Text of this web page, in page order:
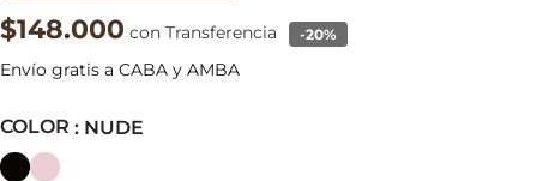
COLOR : NUDE
$148.000 con Transferencia -20%
Envío gratis a CABA y AMBA